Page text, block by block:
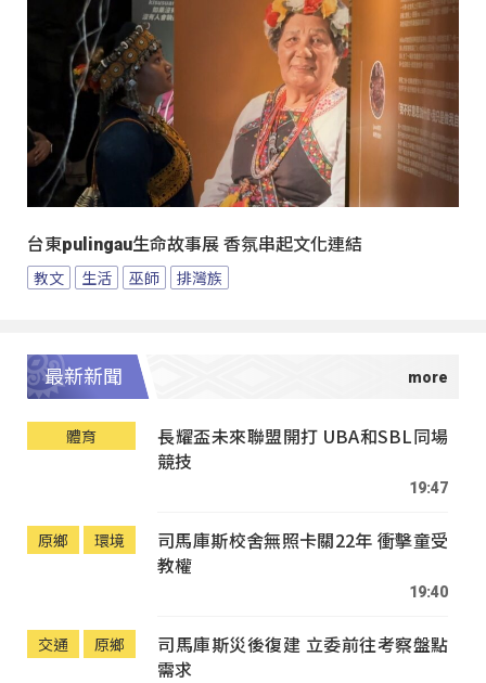
台東pulingau生命故事展 香氛串起文化連結
教文 生活 巫師 排灣族
最新新聞
體育
長耀盃未來聯盟開打 UBA和SBL同場
競技
19:47
原鄉 環境
司馬庫斯校舍無照卡關22年 衝擊童受
教權
19:40
交通 原鄉
司馬庫斯災後復建 立委前往考察盤點
需求